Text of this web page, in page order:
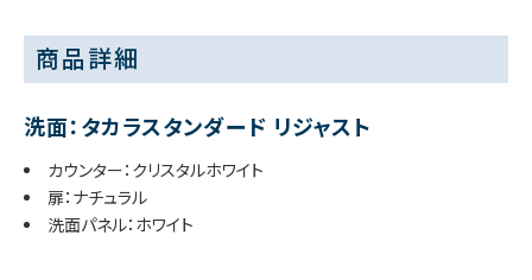
商品詳細
洗面：タカラスタンダード リジャスト
カウンター：クリスタルホワイト
扉：ナチュラル
洗面パネル：ホワイト